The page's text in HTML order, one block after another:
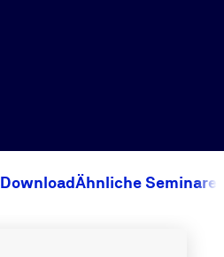
DownloadÄhnliche Seminare